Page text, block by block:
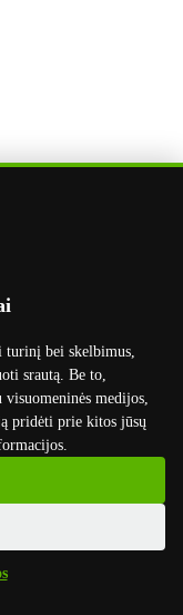
turinį bei skelbimus,
srautą. Be to,
medijos,
pridėti prie kitos jūsų